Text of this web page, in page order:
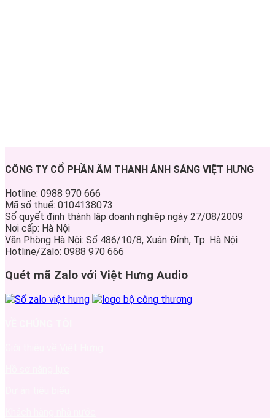
CÔNG TY CỔ PHẦN ÂM THANH ÁNH SÁNG VIỆT HƯNG
Hotline: 0988 970 666
Mã số thuế: 0104138073
Số quyết định thành lập doanh nghiệp ngày 27/08/2009
Nơi cấp: Hà Nội
Văn Phòng Hà Nội: Số 486/10/8, Xuân Đỉnh, Tp. Hà Nội
Hotline/Zalo: 0988 970 666
Quét mã Zalo với Việt Hưng Audio